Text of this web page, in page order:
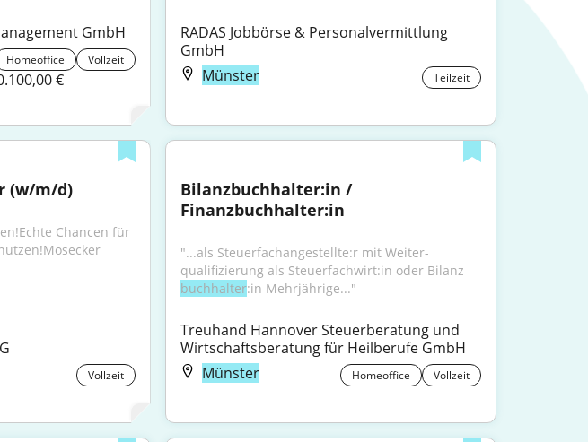
GmbH
Homeoffice Vollzeit
€
RADAS Jobbörse & Personalvermittlung
GmbH
Münster
Teilzeit
(w/m/d)
Chancen für
Vollzeit
Bilanzbuchhalter:in /
Finanzbuchhalter:in
"...als Steuer­fachan­gestellte:r mit Weiter­
buchhalter:in Mehrjährige..."
Treuhand Hannover Steuerberatung und
Wirtschaftsberatung für Heilberufe GmbH
Münster
Homeoffice Vollzeit